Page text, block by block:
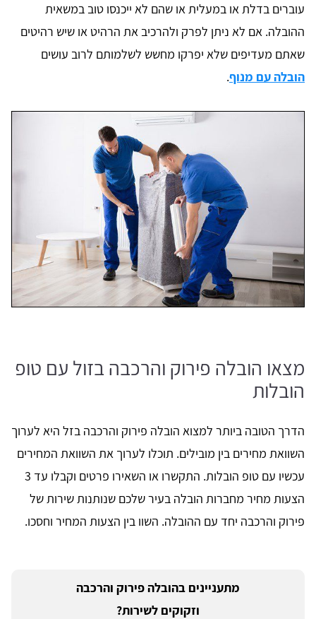
עוברים בדלת או במעלית או שהם לא ייכנסו טוב במשאית
ההובלה. אם לא ניתן לפרק ולהרכיב את הרהיט או שיש רהיטים
שאתם מעדיפים שלא יפרקו מחשש לשלמותם לרוב עושים
הובלה עם מנוף.
מצאו הובלה פירוק והרכבה בזול עם טופ
הובלות
הדרך הטובה ביותר למצוא הובלה פירוק והרכבה בזל היא לערוך
השוואת מחירים בין מובילים. תוכלו לערוך את השוואת המחירים
עכשיו עם טופ הובלות. התקשרו או השאירו פרטים וקבלו עד 3
הצעות מחיר מחברות הובלה בעיר שלכם שנותנות שירות של
פירוק והרכבה יחד עם ההובלה. השוו בין הצעות המחיר וחסכו.
מתעניינים בהובלה פירוק והרכבה
וזקוקים לשירות?